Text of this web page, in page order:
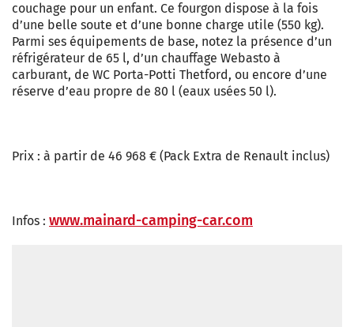
couchage pour un enfant. Ce fourgon dispose à la fois
d’une belle soute et d’une bonne charge utile (550 kg).
Parmi ses équipements de base, notez la présence d’un
réfrigérateur de 65 l, d’un chauffage Webasto à
carburant, de WC Porta-Potti Thetford, ou encore d’une
réserve d’eau propre de 80 l (eaux usées 50 l).
Prix : à partir de 46 968 € (Pack Extra de Renault inclus)
Infos : www.mainard-camping-car.com